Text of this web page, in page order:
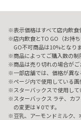
表示価格はすべて店内飲食
店内飲食とTO GO（お持
GO不可商品は10%となり
商品によってご購入数の制
商品は売り切れの場合がご
一部店舗では、価格が異
ページ内で使用している画
スターバックスで使用し
スターバックス ラテ、カ
の変更は￥0です。
豆乳、アーモンドミルク、